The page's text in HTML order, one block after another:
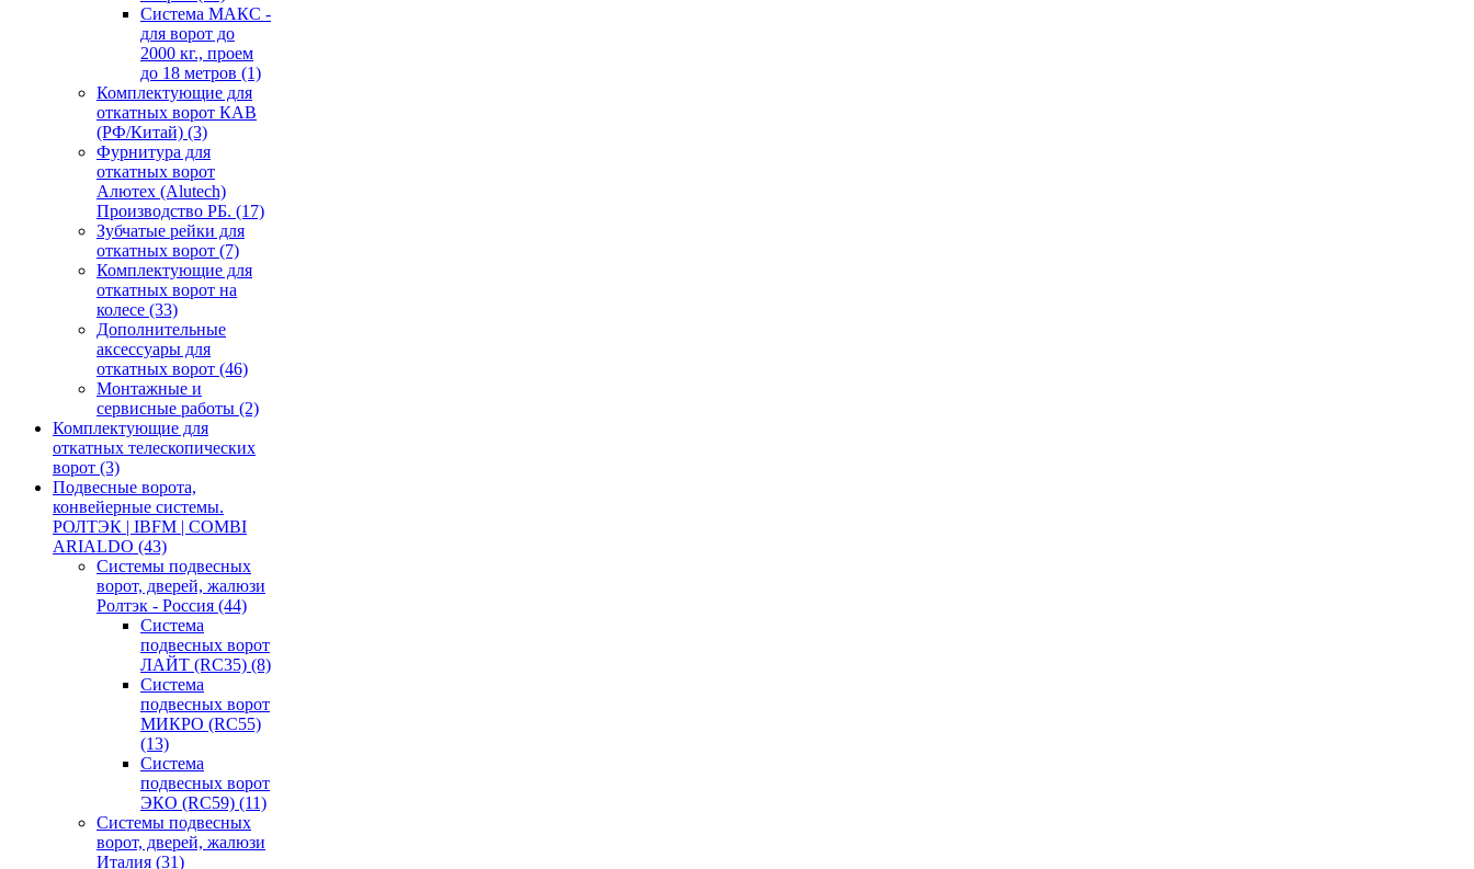
Система МАКС -
для ворот до
2000 кг., проем
до 18 метров (1)
Комплектующие для
откатных ворот КАВ
(РФ/Китай) (3)
Фурнитура для
откатных ворот
Алютех (Alutech)
Производство РБ. (17)
Зубчатые рейки для
откатных ворот (7)
Комплектующие для
откатных ворот на
колесе (33)
Дополнительные
аксессуары для
откатных ворот (46)
Монтажные и
сервисные работы (2)
Комплектующие для
откатных телескопических
ворот (3)
Подвесные ворота,
конвейерные системы.
РОЛТЭК | IBFM | COMBI
ARIALDO (43)
Системы подвесных
ворот, дверей, жалюзи
Ролтэк - Россия (44)
Система
подвесных ворот
ЛАЙТ (RC35) (8)
Система
подвесных ворот
МИКРО (RC55)
(13)
Система
подвесных ворот
ЭКО (RC59) (11)
Системы подвесных
ворот, дверей, жалюзи
Италия (31)